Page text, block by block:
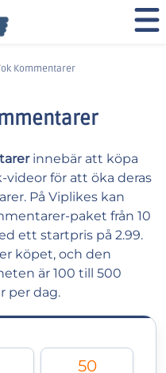
Kommentarer
innebär att köpa
för att öka deras
På Viplikes kan
paket från 10
ett startpris på 2.99.
köpet, och den
är 100 till 500
per dag.
50